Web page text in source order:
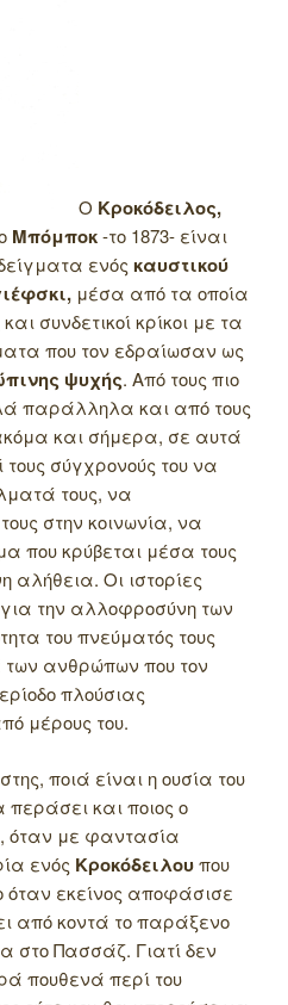
Ο Κροκόδειλος,
Μπόμποκ-το 1873- είναι
ενός καυστικού
μέσα από τα οποία
συνδετικοί κρίκοι με τα
που τον εδραίωσαν ως
ψυχής. Από τους πιο
παράλληλα και από τους
και σήμερα, σε αυτά
σύγχρονούς του να
τους, να
στην κοινωνία, να
που κρύβεται μέσα τους
αλήθεια. Οι ιστορίες
για την αλλοφροσύνη των
του πνεύματός τους
ανθρώπων που τον
πλούσιας
μέρους του.
ποιά είναι η ουσία του
περάσει και ποιος ο
όταν με φαντασία
ενός Κροκόδειλουπου
εκείνος αποφάσισε
από κοντά το παράξενο
στο Πασσάζ. Γιατί δεν
πουθενά περί του